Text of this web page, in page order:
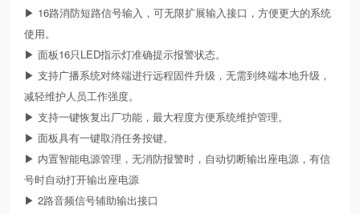
▶ 16路消防短路信号输入，可无限扩展输入接口，方便更大的系统
使用。
▶ 面板16只LED指示灯准确提示报警状态。
▶ 支持广播系统对终端进行远程固件升级，无需到终端本地升级，
减轻维护人员工作强度。
▶ 支持一键恢复出厂功能，最大程度方便系统维护管理。
▶ 面板具有一键取消任务按键。
▶ 内置智能电源管理，无消防报警时，自动切断输出座电源，有信
号时自动打开输出座电源
▶ 2路音频信号辅助输出接口